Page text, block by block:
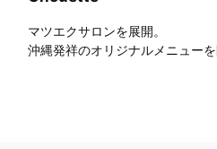
マツエクサロンを展開。
沖縄発祥のオリジナルメニューを